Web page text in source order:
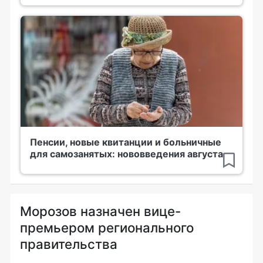
Пенсии, новые квитанции и больничные
для самозанятых: нововведения августа
Морозов назначен вице-
премьером регионального
правительства